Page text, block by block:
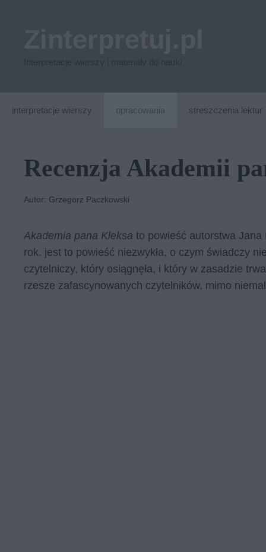
interpretacje wierszy opracowania streszczenia lektur
Recenzja Akademii
Autor: Grzegorz Paczkowski
Akademia pana Kleksa to powieść autorstwa
rok. jest to powieść niezwykła, o czym świadczy
czytelniczy, który osiągnęła, i który w zasadzie
rzesze zafascynowanych czytelników, mimo